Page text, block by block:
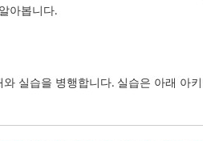
아봅니다.
실습을 병행합니다. 실습은 아래 아